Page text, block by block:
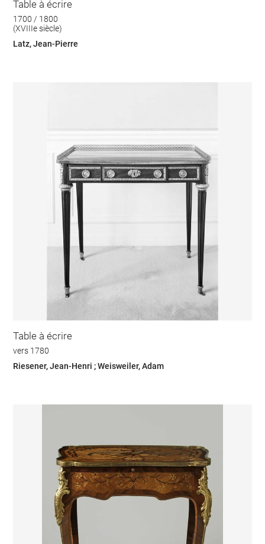
Table à écrire
1700 / 1800
(XVIIIe siècle)
Latz, Jean-Pierre
Table à écrire
vers 1780
Riesener, Jean-Henri ; Weisweiler, Adam